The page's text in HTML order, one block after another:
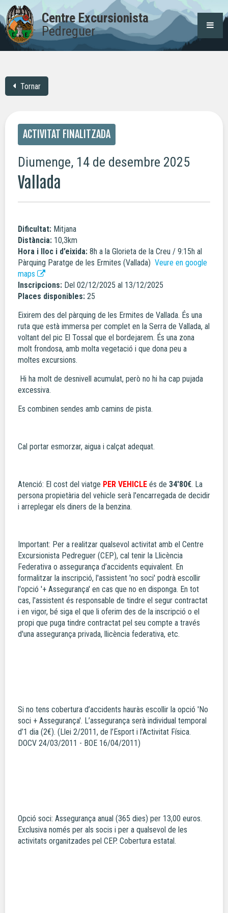
Centre Excursionista
Pedreguer
Tornar
ACTIVITAT FINALITZADA
Diumenge, 14 de desembre 2025
Vallada
Dificultat: Mitjana
Distància: 10,3km
Hora i lloc i d’eixida: 8h a la Glorieta de la Creu / 9:15h al
Pàrquing Paratge de les Ermites (Vallada) Veure en google
maps
Inscripcions: Del 02/12/2025 al 13/12/2025
Places disponibles: 25
Eixirem des del pàrquing de les Ermites de Vallada. És una
ruta que està immersa per complet en la Serra de Vallada, al
voltant del pic El Tossal que el bordejarem. És una zona
molt frondosa, amb molta vegetació i que dona peu a
moltes excursions.
Hi ha molt de desnivell acumulat, però no hi ha cap pujada
excessiva.
Es combinen sendes amb camins de pista.
Cal portar esmorzar, aigua i calçat adequat.
Atenció: El cost del viatge PER VEHICLE és de 34'80€. La
persona propietària del vehicle serà l'encarregada de decidir
i arreplegar els diners de la benzina.
Important: Per a realitzar qualsevol activitat amb el Centre
Excursionista Pedreguer (CEP), cal tenir la Llicència
Federativa o assegurança d’accidents equivalent. En
formalitzar la inscripció, l'assistent 'no soci' podrà escollir
l'opció '+ Assegurança' en cas que no en disponga. En tot
cas, l'assistent és responsable de tindre el segur contractat
i en vigor, bé siga el que li oferim des de la inscripció o el
propi que puga tindre contractat pel seu compte a través
d'una assegurança privada, llicència federativa, etc.
Si no tens cobertura d’accidents hauràs escollir la opció 'No
soci + Assegurança'. L’assegurança serà individual temporal
d’1 dia (2€). (Llei 2/2011, de l’Esport i l’Activitat Física.
DOCV 24/03/2011 - BOE 16/04/2011)
Opció soci: Assegurança anual (365 dies) per 13,00 euros.
Exclusiva només per als socis i per a qualsevol de les
activitats organitzades pel CEP. Cobertura estatal.